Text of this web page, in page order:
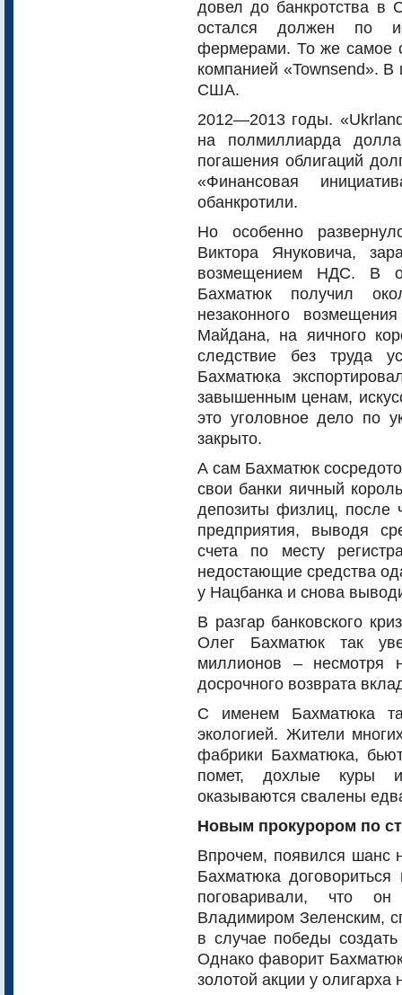
довел до банкротства
остался должен по
фермерами. То же самое
компанией «Townsend». В
США.
2012—2013 годы.
на полмиллиарда
погашения облигаций
«Финансовая
обанкротили.
Но особенно
Виктора Януковича,
возмещением НДС. В
Бахматюк получил
незаконного
Майдана, на яичного
следствие без труда
Бахматюка
завышенным ценам,
это уголовное дело по
закрыто.
А сам Бахматюк
свои банки яичный
депозиты физлиц, после
предприятия, выводя
счета по месту
недостающие средства
у Нацбанка и снова
В разгар банковского
Олег Бахматюк так
миллионов – несмотря
досрочного возврата
С именем Бахматюка
экологией. Жители
фабрики Бахматюка,
помет, дохлые куры
оказываются свалены
Новым прокурором по
Впрочем, появился шанс
Бахматюка
поговаривали, что
Владимиром Зеленским,
в случае победы
Однако фаворит
золотой акции у олигарха